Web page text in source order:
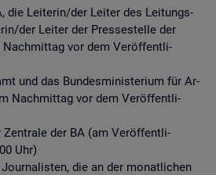
die Lei­te­rin/der Lei­ter des Lei­tungs­
der Lei­ter der Pres­se­stel­le der
Nach­mit­tag vor dem Ver­öf­fent­li­
und das Bun­des­mi­nis­te­ri­um für Ar­
Nach­mit­tag vor dem Ver­öf­fent­li­
Zen­tra­le der BA (am Ver­öf­fent­li­
Uhr)
die an der mo­nat­li­chen